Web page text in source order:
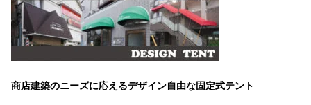
商店建築のニーズに応えるデザイン自由な固定式テント